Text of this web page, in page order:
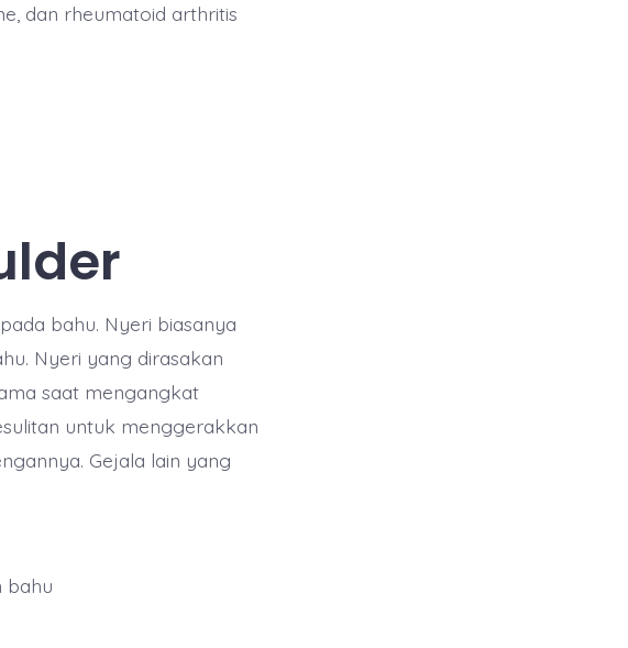
dan rheumatoid arthritis
bahu. Nyeri biasanya
Nyeri yang dirasakan
saat mengangkat
untuk menggerakkan
Gejala lain yang
bahu